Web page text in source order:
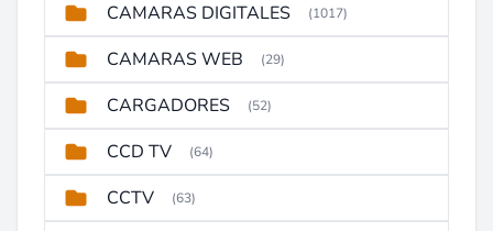
CAMARAS DIGITALES (1017)
CAMARAS WEB (29)
CARGADORES (52)
CCD TV (64)
CCTV (63)